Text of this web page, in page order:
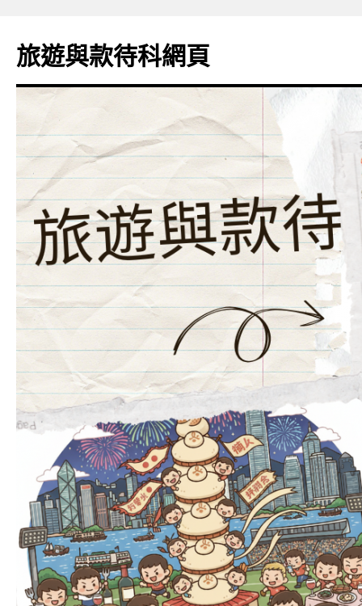
旅遊與款待科網頁